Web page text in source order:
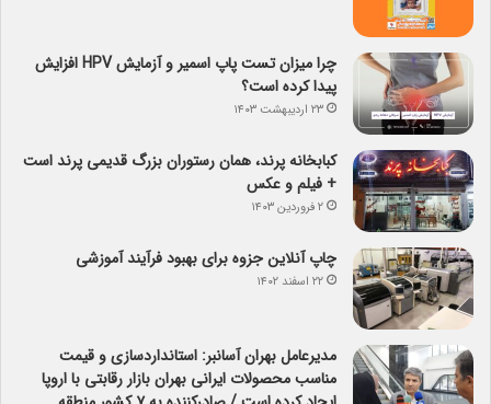
چرا میزان تست پاپ اسمیر و آزمایش HPV افزایش
پیدا کرده است؟
۲۳ اردیبهشت ۱۴۰۳
کبابخانه پرند، همان رستوران بزرگ قدیمی پرند است
+ فیلم و عکس
۲ فروردین ۱۴۰۳
چاپ آنلاین جزوه برای بهبود فرآیند آموزشی
۲۲ اسفند ۱۴۰۲
مدیرعامل بهران آسانبر: استانداردسازی و قیمت
مناسب محصولات ایرانی بهران بازار رقابتی با اروپا